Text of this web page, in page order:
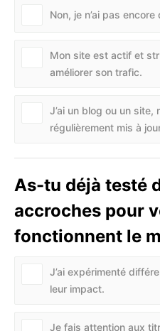
Non, je n’ai pas
Mon site est actif et
améliorer son trafic.
J’ai un blog ou un site,
régulièrement mis à
As-tu déjà testé
accroches pour
fonctionnent le
J’ai expérimenté
leur impact.
Je fais attention aux